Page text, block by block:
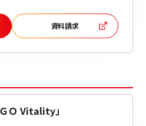
資料請求
ＧＯ Vitality」